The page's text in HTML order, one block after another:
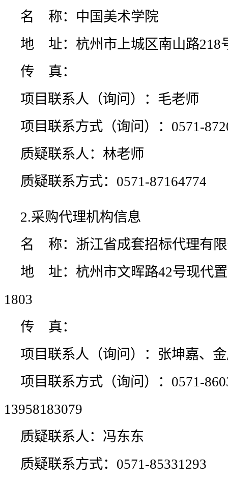
名    称： 中国美术学院
地    址： 杭州市上城区南山路218
传    真：
项目联系人（询问）： 毛老师
项目联系方式（询问）： 0571-
质疑联系人： 林老师
质疑联系方式： 0571-87164774
2.采购代理机构信息
名    称： 浙江省成套招标代理有
地    址： 杭州市文晖路42号现代
1803
传    真：
项目联系人（询问）： 张坤嘉、
项目联系方式（询问）： 0571-
13958183079
质疑联系人： 冯东东
质疑联系方式： 0571-85331293